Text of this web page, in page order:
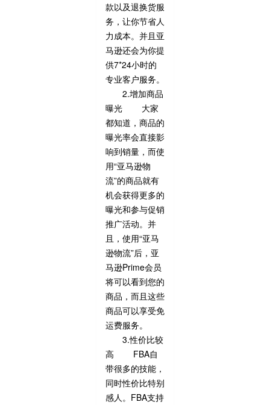
款以及退换货服
务，让你节省人
力成本。并且亚
马逊还会为你提
供7*24小时的
专业客户服务。
2.增加商品
曝光 大家
都知道，商品的
曝光率会直接影
响到销量，而使
用“亚马逊物
流”的商品就有
机会获得更多的
曝光和参与促销
推广活动。并
且，使用“亚马
逊物流”后，亚
马逊Prime会员
将可以看到您的
商品，而且这些
商品可以享受免
运费服务。
3.性价比较
高 FBA自
带很多的技能，
同时性价比特别
感人。FBA支持